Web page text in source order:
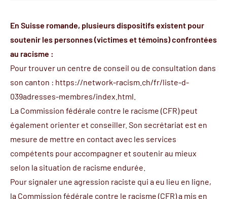
En Suisse romande, plusieurs dispositifs existent pour
soutenir les personnes (victimes et témoins) confrontées
au racisme :
Pour trouver un centre de conseil ou de consultation dans
son canton : https://network-racism.ch/fr/liste-d-
039adresses-membres/index.html
La Commission fédérale contre le racisme (CFR)peut
également orienter et conseiller. Son secrétariat est en
mesure de mettre en contact avec les services
compétents pour accompagner et soutenir au mieux
selon la situation de racisme endurée.
Pour signaler une agression raciste qui a eu lieu en ligne,
la Commission fédérale contre le racisme (CFR) a mis en